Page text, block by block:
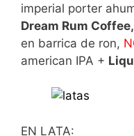
imperial porter
Dream Rum Coffee,
en barrica de ron,
american IPA +
EN LATA: